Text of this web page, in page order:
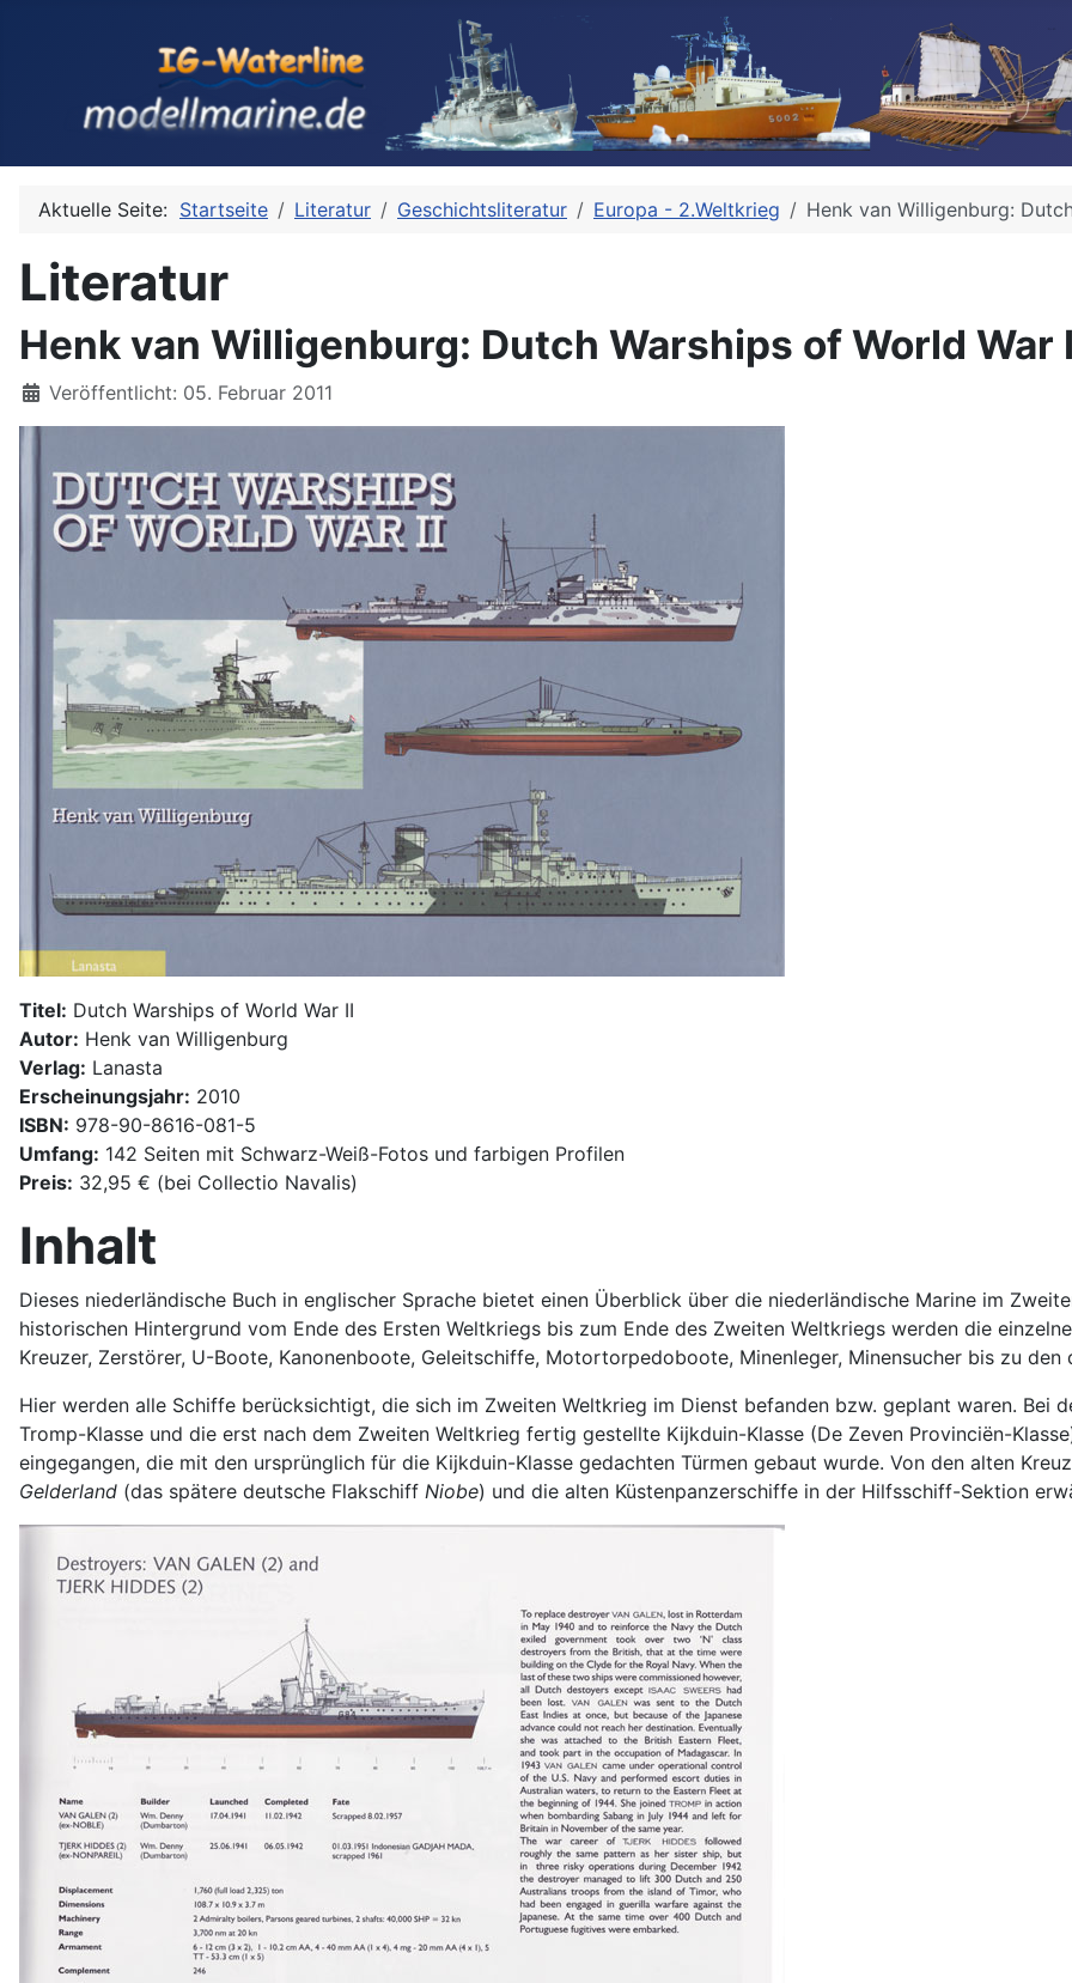
Aktuelle Seite: Startseite Literatur Geschichtsliteratur Europa - 2.Weltkrieg Henk van Willigenburg:
Literatur
Henk van Willigenburg: Dutch Warships of World War
Details
Veröffentlicht: 05. Februar 2011
Titel: Dutch Warships of World War II
Autor: Henk van Willigenburg
Verlag: Lanasta
Erscheinungsjahr: 2010
ISBN: 978-90-8616-081-5
Umfang: 142 Seiten mit Schwarz-Weiß-Fotos und farbigen Profilen
Preis: 32,95 € (bei Collectio Navalis)
Inhalt
Dieses niederländische Buch in englischer Sprache bietet einen Überblick über die niederländische Marine im
historischen Hintergrund vom Ende des Ersten Weltkriegs bis zum Ende des Zweiten Weltkriegs werden die
Kreuzer, Zerstörer, U-Boote, Kanonenboote, Geleitschiffe, Motortorpedoboote, Minenleger, Minensucher bis zu
Hier werden alle Schiffe berücksichtigt, die sich im Zweiten Weltkrieg im Dienst befanden bzw. geplant waren. Bei
Tromp-Klasse und die erst nach dem Zweiten Weltkrieg fertig gestellte Kijkduin-Klasse (De Zeven Provinciën-
eingegangen, die mit den ursprünglich für die Kijkduin-Klasse gedachten Türmen gebaut wurde. Von den alten
Gelderland (das spätere deutsche Flakschiff Niobe) und die alten Küstenpanzerschiffe in der Hilfsschiff-Sektion